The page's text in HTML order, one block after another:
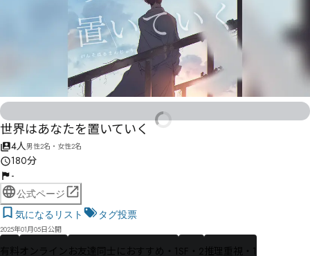
世界はあなたを置いていく
4人男性2名・女性2名
180分
-
公式ページ
気になるリスト
タグ投票
2025年01月05日公開
有料 オンライン お友達同士におすすめ・1SF・2 推理重視・1